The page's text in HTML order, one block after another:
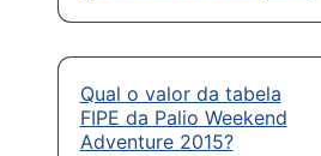
Qual o valor da tabela
FIPE da Palio Weekend
Adventure 2015?